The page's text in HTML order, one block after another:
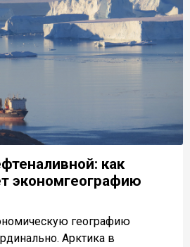
как
экономгеографию
географию
Арктика в